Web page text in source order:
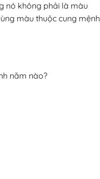
nó không phải là màu
màu thuộc cung mệnh
năm nào?